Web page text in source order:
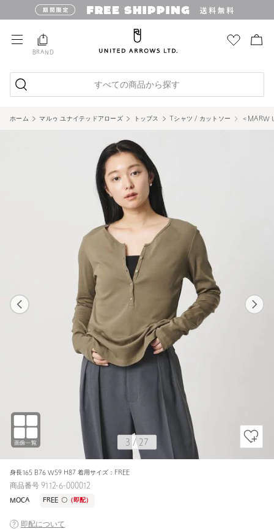
BRAND
すべての商品から探す
ホーム マルゥ ユナイテッドアローズ トップス Tシャツ / カットソー ＜MARW
身長165 B76 W59 H87 着用サイズ：FREE
3 / 27
商品番号 9112-6-000012
MOCA FREE 〇（即配）
即配について
WHITE
1 27